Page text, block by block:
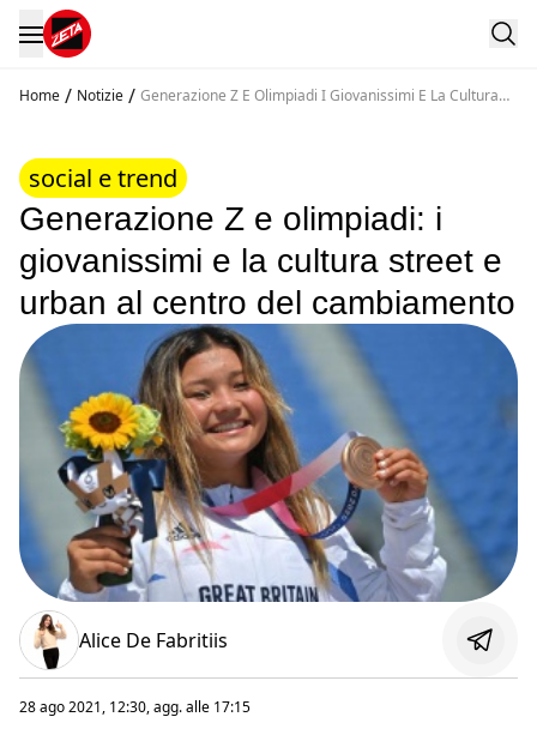
Home / Notizie / Generazione Z E Olimpiadi I Giovanissimi E La Cultura
social e trend
Generazione Z e olimpiadi: i
giovanissimi e la cultura street e
urban al centro del cambiamento
Alice De Fabritiis
28 ago 2021, 12:30, agg. alle 17:15